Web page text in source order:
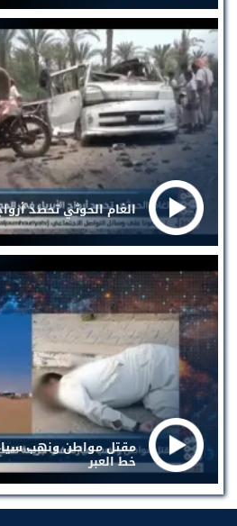
الغام الحوثي تحصد
مقتل مواطن ونهب
خط العبر